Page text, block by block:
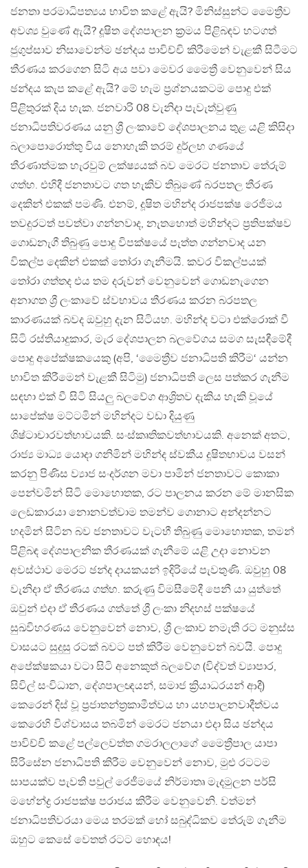
ජනතා පරමාධිපත්‍යය භාවිත කළේ ඇයි? මිනිස්සුන්ට මෛත්‍රීව
අවශ්‍ය වුණේ ඇයි? දූෂිත දේශපාලන ක්‍රමය පිළිබඳව හටගත්
ජුගුප්සාව නිසාවෙන්ම ඡන්දය පාවිච්චි කිරීමෙන් වැළකී සිටීමට
තීරණය කරගෙන සිටි අය පවා මෙවර මෛත්‍රී වෙනුවෙන් සිය
ඡන්දය කැප කළේ ඇයි? මේ හැම ප්‍රශ්නයකටම පොදු එක්
පිළිතුරක් දිය හැක. ජනවාරි 08 වැනිදා පැවැත්වුණු
ජනාධිපතිවරණය යනු ශ්‍රී ලංකාවේ දේශපාලනය තුළ යළි කිසිදා
බලාපොරොත්තු විය නොහැකි තරම් දුර්ලභ ගණයේ
තීරණාත්මක හැරවුම් ලක්ෂ්‍යයක් බව මෙරට ජනතාව තේරුම්
ගත්හ. එහිදී ජනතාවට ගත හැකිව තිබුණේ බරපතල තීරණ
දෙකින් එකක් පමණි. එනම්, දූෂිත මහින්ද රාජපක්ෂ රෙජීමය
තවදුරටත් පවත්වා ගන්නවාද, නැතහොත් මහින්දට ප්‍රතිපක්ෂව
ගොඩනැගී තිබුණු පොදු විපක්ෂයේ පැත්ත ගන්නවාද යන
විකල්ප දෙකින් එකක් තෝරා ගැනීමයි. කවර විකල්පයක්
තෝරා ගත්තද එය තම දරුවන් වෙනුවෙන් ගොඩනැගෙන
අනාගත ශ්‍රී ලංකාවේ ස්වභාවය තීරණය කරන බරපතල
කාරණයක් බවද ඔවුහු දැන සිටියහ. මහින්ද වටා එක්රොක් වී
සිටි රස්තියාදුකාර, මැර දේශපාලන බලවේගය සමග සැසඳීමේදී
පොදු අපේක්ෂකයෙකු (අපි, ‘මෛත්‍රීව ජනාධිපති කිරීම‘ යන්න
භාවිත කිරීමෙන් වැළකී සිටිමු) ජනාධිපති ලෙස පත්කර ගැනීම
සඳහා එක් වී සිටි සියලු බලවේග ආශ්‍රිතව දැකිය හැකි වූයේ
සාපේක්ෂ මට්ටමින් මහින්දට වඩා දියුණු
ශිෂ්ටාචාරවත්භාවයකි. සංස්කෘතිකවත්භාවයකි. අනෙක් අතට,
රාජ්‍ය මාධ්‍ය යොදා ගනිමින් මහින්ද ස්වකීය දූෂිතභාවය වසන්
කරනු පිණිස ව්‍යාජ සංදර්ශන මවා පාමින් ජනතාවට කොකා
පෙන්වමින් සිටි මොහොතක, රට පාලනය කරන මේ මානසික
ලෙඩකාරයා නොනවත්වාම තමන්ව ගොනාට අන්දන්නට
හදමින් සිටින බව ජනතාවට වැටහී තිබුණු මොහොතක, තමන්
පිළිබඳ දේශපාලනික තීරණයක් ගැනීමේ යළි උදා නොවන
අවස්ථාව මෙරට ඡන්ද දායකයන් ඉදිරියේ පැවතුණි. ඔවුහු 08
වැනිදා ඒ තීරණය ගත්හ. කරුණු විමසීමේදී පෙනී යා යුත්තේ
ඔවුන් එදා ඒ තීරණය ගත්තේ ශ්‍රී ලංකා නිදහස් පක්ෂයේ
සුඛවිහරණය වෙනුවෙන් නොව, ශ්‍රී ලංකාව නමැති රට මනුස්ස
වාසයට සුදුසු රටක් බවට පත් කිරීම වෙනුවෙන් බවයි. පොදු
අපේක්ෂකයා වටා සිටි අනෙකුත් බලවේග (විද්වත් ව්‍යාපාර,
සිවිල් සංවිධාන, දේශපාලඥයන්, සමාජ ක්‍රියාධරයන් ආදී)
කෙරෙන් දිස් වූ ප්‍රජාතන්ත්‍රකාමීත්වය හා යහපාලනවාදීත්වය
කෙරෙහි විශ්වාසය තබමින් මෙරට ජනයා එදා සිය ඡන්දය
පාවිච්චි කළේ පල්ලෙවත්ත ගමරාලලාගේ මෛත්‍රීපාල යාපා
සිරිසේන ජනාධිපති කිරීම වෙනුවෙන් නොව, මුළු රටටම
සාපයක්ව පැවති පවුල් රෙජීමයේ නිර්මාතෘ මැදමුලන පර්සි
මහේන්ද්‍ර රාජපක්ෂ පරාජය කිරීම වෙනුවෙනි. වත්මන්
ජනාධිපතිවරයා මෙය තරමක් හෝ සබුද්ධිකව තේරුම් ගැනීම
ඔහුට කෙසේ වෙතත් රටට හොඳය!